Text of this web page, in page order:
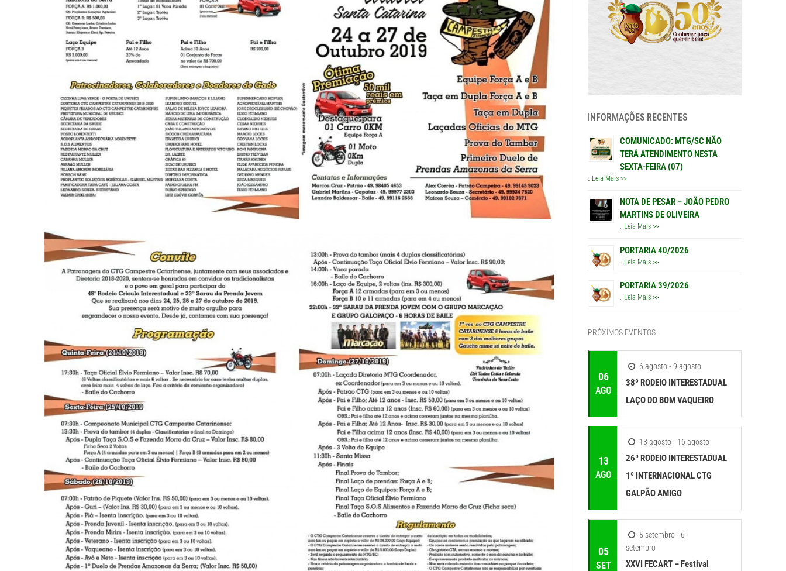
INFORMAÇÕES RECENTES
COMUNICADO: MTG/SC NÃO
TERÁ ATENDIMENTO NESTA
SEXTA-FEIRA (07)
…Leia Mais >>
NOTA DE PESAR – JOÃO PEDRO
MARTINS DE OLIVEIRA
…Leia Mais >>
PORTARIA 40/2026
Leia Mais >>
PORTARIA 39/2026
…Leia Mais >>
PRÓXIMOS EVENTOS
06
AGO
6 agosto - 9 agosto
38º RODEIO INTERESTADUAL
LAÇO DO BOM VAQUEIRO
13
AGO
13 agosto - 16 agosto
26º RODEIO INTERESTADUAL
1º INTERNACIONAL CTG
GALPÃO AMIGO
05
SET
5 setembro - 6
setembro
XXVI FECART – Festival